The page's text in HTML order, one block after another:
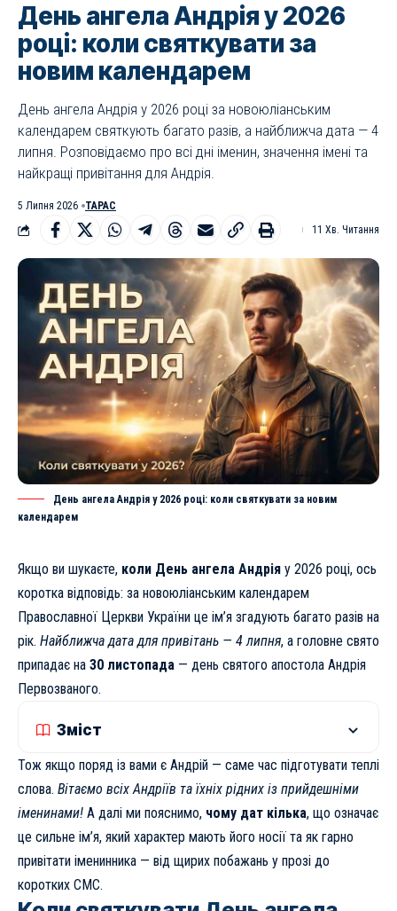
День ангела Андрія у 2026
році: коли святкувати за
новим календарем
День ангела Андрія у 2026 році за новоюліанським
календарем святкують багато разів, а найближча дата — 4
липня. Розповідаємо про всі дні іменин, значення імені та
найкращі привітання для Андрія.
5 Липня 2026
ТАРАС
11 Хв. Читання
День ангела Андрія у 2026 році: коли святкувати за новим
календарем
Якщо ви шукаєте, коли День ангела Андрія у 2026 році, ось
коротка відповідь: за новоюліанським календарем
Православної Церкви України це ім’я згадують багато разів на
рік. Найближча дата для привітань — 4 липня, а головне свято
припадає на 30 листопада — день святого апостола Андрія
Первозваного.
Зміст
Тож якщо поряд із вами є Андрій — саме час підготувати теплі
слова. Вітаємо всіх Андріїв та їхніх рідних із прийдешніми
іменинами! А далі ми пояснимо, чому дат кілька, що означає
це сильне ім’я, який характер мають його носії та як гарно
привітати іменинника — від щирих побажань у прозі до
коротких СМС.